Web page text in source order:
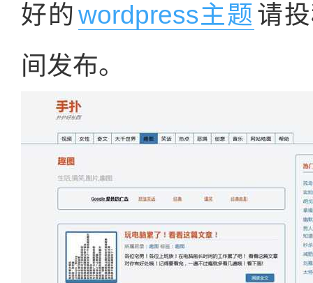
好的wordpress主题 请
间发布。